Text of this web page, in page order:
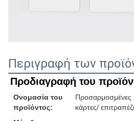
Περιγραφή των
Προδιαγραφή του
Ονομασία του
προϊόντος:
Προσαρμοσμένες
κάρτες/